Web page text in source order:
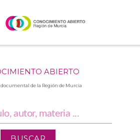
ABIERTO
documental de la Región de Murcia